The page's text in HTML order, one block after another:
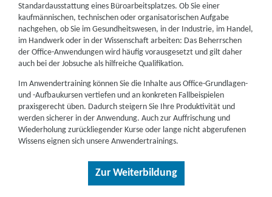
Standardausstattung eines Büroarbeitsplatzes. Ob Sie einer
kaufmännischen, technischen oder organisatorischen Aufgabe
nachgehen, ob Sie im Gesundheitswesen, in der Industrie, im Handel,
im Handwerk oder in der Wissenschaft arbeiten: Das Beherrschen
der Office-Anwendungen wird häufig vorausgesetzt und gilt daher
auch bei der Jobsuche als hilfreiche Qualifikation.
Im Anwendertraining können Sie die Inhalte aus Office-Grundlagen-
und -Aufbaukursen vertiefen und an konkreten Fallbeispielen
praxisgerecht üben. Dadurch steigern Sie Ihre Produktivität und
werden sicherer in der Anwendung. Auch zur Auffrischung und
Wiederholung zurückliegender Kurse oder lange nicht abgerufenen
Wissens eignen sich unsere Anwendertrainings.
Zur Weiterbildung